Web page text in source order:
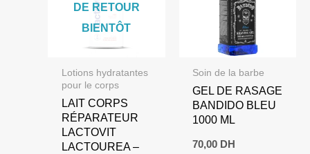
DE RETOUR
BIENTÔT
Lotions hydratantes
pour le corps
LAIT CORPS
RÉPARATEUR
LACTOVIT
LACTOUREA –
Soin de la barbe
GEL DE RASAGE
BANDIDO BLEU
1000 ML
70,00 DH